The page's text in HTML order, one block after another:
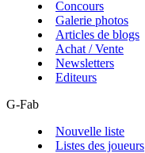
Concours
Galerie photos
Articles de blogs
Achat / Vente
Newsletters
Editeurs
G-Fab
Nouvelle liste
Listes des joueurs